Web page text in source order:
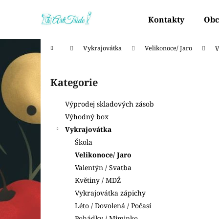
Kontakty
Domů Vykrajovátka Velikonoce/ Jaro
t
r
a
í
p
Přeskočit
kategorie
Kategorie
Výprodej skladových zásob
Výhodný box
Vykrajovátka
Škola
Velikonoce/ Jaro
Valentýn / Svatba
Květiny / MDŽ
Vykrajovátka zápichy
Léto / Dovolená / Počasí
í
Zpět
do
obchodu
Zpět
do
obchodu